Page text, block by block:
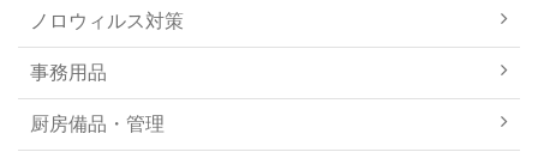
ノロウィルス対策
事務用品
厨房備品・管理